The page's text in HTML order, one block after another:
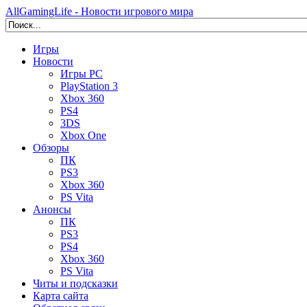
AllGamingLife - Новости игрового мира
Игры
Новости
Игры PC
PlayStation 3
Xbox 360
PS4
3DS
Xbox One
Обзоры
ПК
PS3
Xbox 360
PS Vita
Анонсы
ПК
PS3
PS4
Xbox 360
PS Vita
Читы и подсказки
Карта сайта